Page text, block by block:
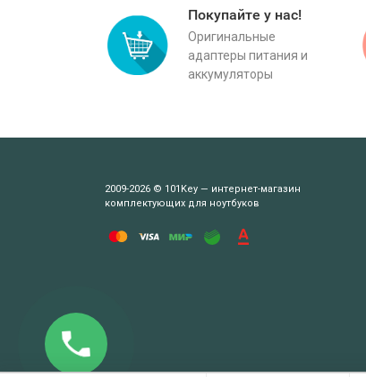
Покупайте у нас!
Оригинальные
адаптеры питания и
аккумуляторы
2009-2026 © 101Key — интернет-магазин
комплектующих для ноутбуков